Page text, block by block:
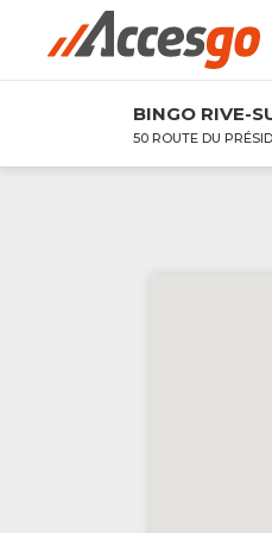
Rechercher à
BINGO RIVE-
50 ROUTE DU